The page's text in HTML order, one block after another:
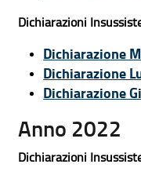
Dichiarazioni
Dichiarazione
Dichiarazione
Dichiarazione
Anno 2022
Dichiarazioni